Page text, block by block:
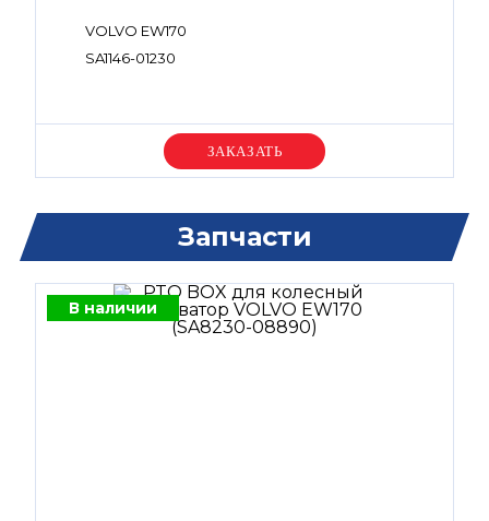
VOLVO EW170
SA1146-01230
Уточняйте цену
Запчасти
В наличии